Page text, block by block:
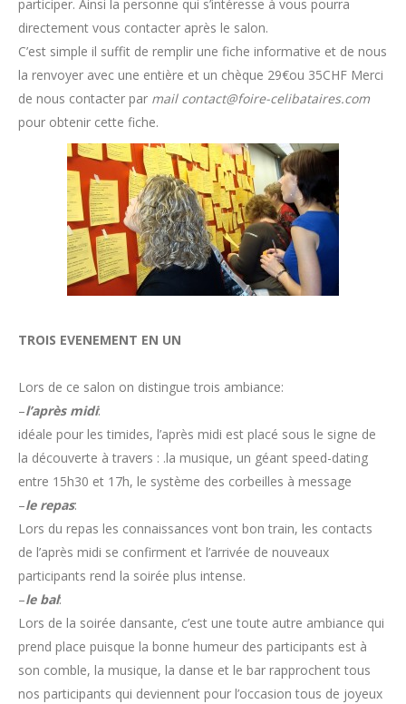
participer. Ainsi la personne qui s’intéresse à vous pourra
directement vous contacter après le salon.
C’est simple il suffit de remplir une fiche informative et de nous
la renvoyer avec une entière et un chèque 29€ou 35CHF Merci
de nous contacter par mail contact@foire-celibataires.com
pour obtenir cette fiche.
TROIS EVENEMENT EN UN
Lors de ce salon on distingue trois ambiance:
–l’après midi:
idéale pour les timides, l’après midi est placé sous le signe de
la découverte à travers : .la musique, un géant speed-dating
entre 15h30 et 17h, le système des corbeilles à message
–le repas:
Lors du repas les connaissances vont bon train, les contacts
de l’après midi se confirment et l’arrivée de nouveaux
participants rend la soirée plus intense.
–le bal:
Lors de la soirée dansante, c’est une toute autre ambiance qui
prend place puisque la bonne humeur des participants est à
son comble, la musique, la danse et le bar rapprochent tous
nos participants qui deviennent pour l’occasion tous de joyeux